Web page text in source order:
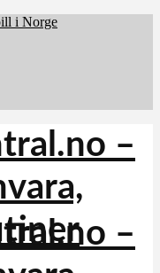
i Norge